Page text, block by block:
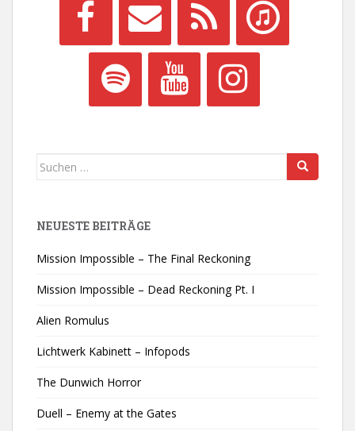
Suchen
NEUESTE BEITRÄGE
Mission Impossible – The Final Reckoning
Mission Impossible – Dead Reckoning Pt. I
Alien Romulus
Lichtwerk Kabinett – Infopods
The Dunwich Horror
Duell – Enemy at the Gates